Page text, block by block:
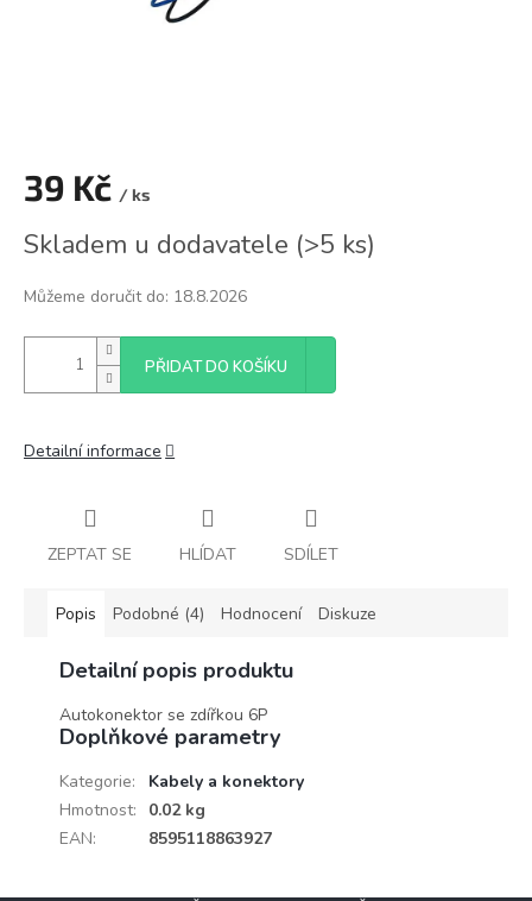
39 Kč / ks
cena:
Skladem u dodavatele (>5 ks)
Můžeme doručit do: 18.8.2026
PŘIDAT DO KOŠÍKU
Detailní informace
ZEPTAT SE HLÍDAT SDÍLET
Popis Podobné (4) Hodnocení Diskuze
Detailní popis produktu
Autokonektor se zdířkou 6P
Doplňkové parametry
Kategorie:
Kabely a konektory
Hmotnost:
0.02 kg
EAN: 8595118863927